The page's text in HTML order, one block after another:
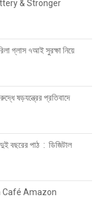
& Stronger
গ্লাস ৭আই সুরক্ষা নিয়ে
ষড়যন্ত্রের প্রতিবাদে
বছরের পাঠ : ডিজিটাল
Café Amazon